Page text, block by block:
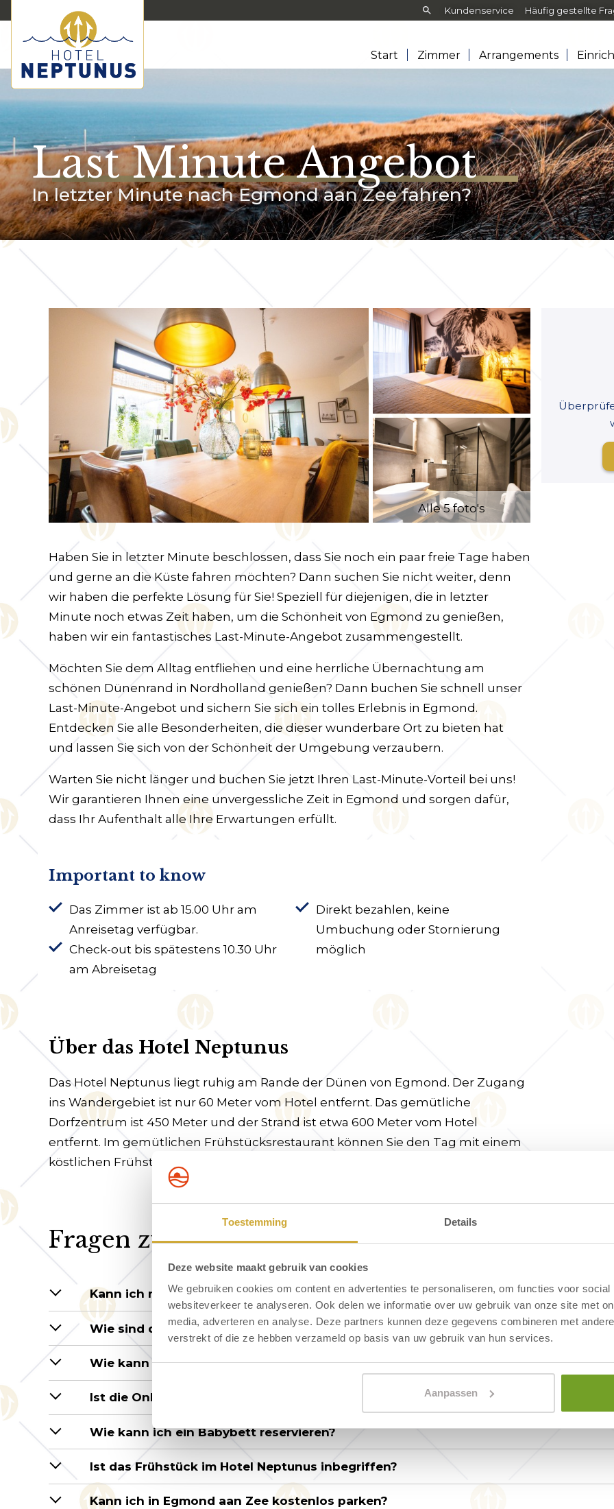
Toestemming Details
Deze website maakt gebruik van cookies
We gebruiken cookies om content en advertenties te personaliseren, om functies voor
websiteverkeer te analyseren. Ook delen we informatie over uw gebruik van onze site met
media, adverteren en analyse. Deze partners kunnen deze gegevens combineren met
verstrekt of die ze hebben verzameld op basis van uw gebruik van hun services.
Aanpassen
Frontend
search:
Kundenservice Häufig gestellte
Start Zimmer Arrangements
Last Minute Angebot
In letzter Minute nach Egmond aan Zee fahren?
Alle 5 foto's
Haben Sie in letzter Minute beschlossen, dass Sie noch ein paar freie Tage haben
und gerne an die Küste fahren möchten? Dann suchen Sie nicht weiter, denn
wir haben die perfekte Lösung für Sie! Speziell für diejenigen, die in letzter
Minute noch etwas Zeit haben, um die Schönheit von Egmond zu genießen,
haben wir ein fantastisches Last-Minute-Angebot zusammengestellt.
Möchten Sie dem Alltag entfliehen und eine herrliche Übernachtung am
schönen Dünenrand in Nordholland genießen? Dann buchen Sie schnell unser
Last-Minute-Angebot und sichern Sie sich ein tolles Erlebnis in Egmond.
Entdecken Sie alle Besonderheiten, die dieser wunderbare Ort zu bieten hat
und lassen Sie sich von der Schönheit der Umgebung verzaubern.
Warten Sie nicht länger und buchen Sie jetzt Ihren Last-Minute-Vorteil bei uns!
Wir garantieren Ihnen eine unvergessliche Zeit in Egmond und sorgen dafür,
dass Ihr Aufenthalt alle Ihre Erwartungen erfüllt.
Important to know
Das Zimmer ist ab 15.00 Uhr am
Anreisetag verfügbar.
Check-out bis spätestens 10.30 Uhr
am Abreisetag
Direkt bezahlen, keine
Umbuchung oder Stornierung
möglich
Über das Hotel Neptunus
Das Hotel Neptunus liegt ruhig am Rande der Dünen von Egmond. Der Zugang
ins Wandergebiet ist nur 60 Meter vom Hotel entfernt. Das gemütliche
Dorfzentrum ist 450 Meter und der Strand ist etwa 600 Meter vom Hotel
entfernt. Im gemütlichen Frühstücksrestaurant können Sie den Tag mit einem
köstlichen Frühstück beginnen.
Fragen zu Arrangements - Hotel Neptunus
Kann ich meinen Hund ins Hotel Neptunus mitbringen?
Wie sind die Check-in- und Check-out-Zeiten von Hotel Neptunus?
Wie kann ich reservieren?
Ist die Online-Buchung sowie die Bezahlung sicher?
Wie kann ich ein Babybett reservieren?
Ist das Frühstück im Hotel Neptunus inbegriffen?
Kann ich in Egmond aan Zee kostenlos parken?